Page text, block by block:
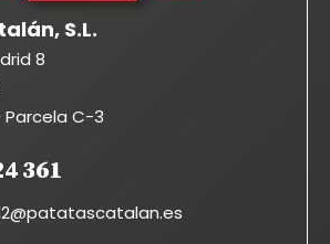
S.L.
8
C-3
361